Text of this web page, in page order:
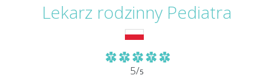
Lekarz rodzinny Pediatra
5/5